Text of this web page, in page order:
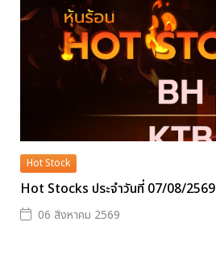
Hot Stock
Hot Stocks ประจำวันที่ 07/08/2569
06 สิงหาคม 2569